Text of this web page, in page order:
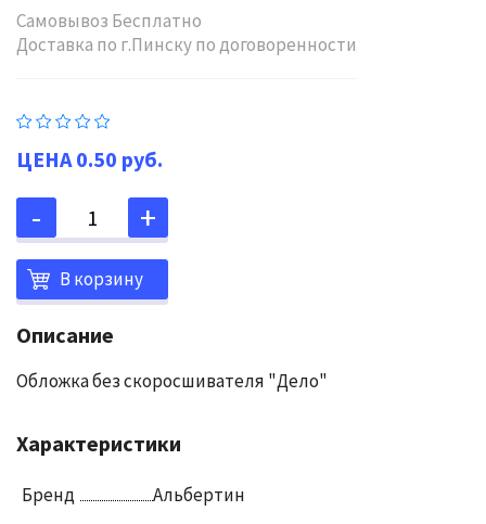
Самовывоз Бесплатно
Доставка по г.Пинску по договоренности
0.50 руб.
В корзину
Описание
Обложка без скоросшивателя "Дело"
Характеристики
Бренд Альбертин